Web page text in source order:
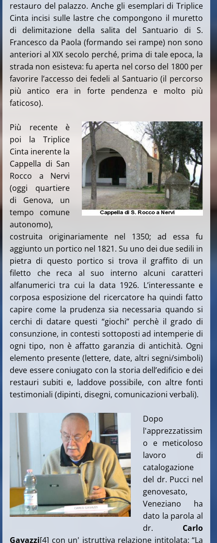
restauro del palazzo. Anche gli esemplari di Triplice
Cinta incisi sulle lastre che compongono il muretto
di delimitazione della salita del Santuario di S.
Francesco da Paola (formando sei rampe) non sono
anteriori al XIX secolo perché, prima di tale epoca, la
strada non esisteva: fu aperta nel corso del 1800 per
favorire l’accesso dei fedeli al Santuario (il percorso
più antico era in forte pendenza e molto più
faticoso).
Più recente è
poi la Triplice
Cinta inerente la
Cappella di San
Rocco a Nervi
(oggi quartiere
di Genova, un
tempo comune
autonomo),
costruita originariamente nel 1350; ad essa fu
aggiunto un portico nel 1821. Su uno dei due sedili in
pietra di questo portico si trova il graffito di un
filetto che reca al suo interno alcuni caratteri
alfanumerici tra cui la data 1926. L’interessante e
corposa esposizione del ricercatore ha quindi fatto
capire come la prudenza sia necessaria quando si
cerchi di datare questi “giochi” perchè il grado di
consunzione, in contesti sottoposti ad intemperie di
ogni tipo, non è affatto garanzia di antichità. Ogni
elemento presente (lettere, date, altri segni/simboli)
deve essere coniugato con la storia dell’edificio e dei
restauri subiti e, laddove possibile, con altre fonti
testimoniali (dipinti, disegni, comunicazioni verbali).
Dopo
l'apprezzatissim
o e meticoloso
lavoro di
catalogazione
del dr. Pucci nel
genovesato,
Veneziano ha
dato la parola al
dr. Carlo
Gavazzi[4] con un' istruttiva relazione intitolata: “La